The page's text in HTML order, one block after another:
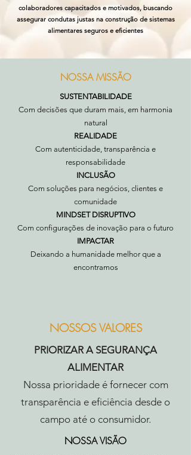
colaboradores capacitados e motivados, buscando
assegurar condutas justas na construção de sistemas
alimentares seguros e eficientes
NOSSA MISSÃO
SUSTENTABILIDADE
Com decisões que duram mais, em harmonia
natural
REALIDADE
Com autenticidade, transparência e
responsabilidade
INCLUSÃO
Com soluções para negócios, clientes e
comunidade
MINDSET DISRUPTIVO
Com configurações de inovação para o futuro
IMPACTAR
Deixando a humanidade melhor que a
encontramos
NOSSOS VALORES
PRIORIZAR A SEGURANÇA
ALIMENTAR
Nossa prioridade é fornecer com
transparência e eficiência desde o
campo até o consumidor.
NOSSA VISÃO